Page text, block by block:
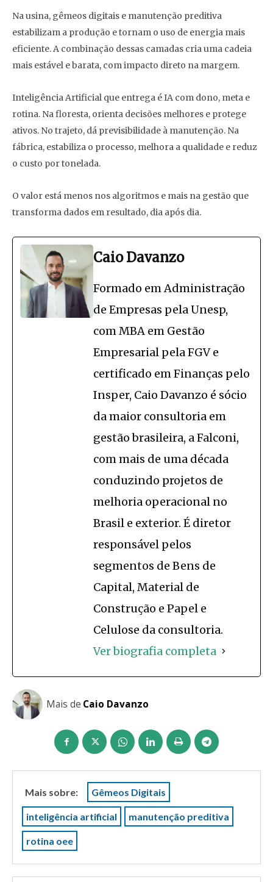
Na usina, gêmeos digitais e manutenção preditiva
estabilizam a produção e tornam o uso de energia mais
eficiente. A combinação dessas camadas cria uma cadeia
mais estável e barata, com impacto direto na margem.
Inteligência Artificial que entrega é IA com dono, meta e
rotina. Na floresta, orienta decisões melhores e protege
ativos. No trajeto, dá previsibilidade à manutenção. Na
fábrica, estabiliza o processo, melhora a qualidade e reduz
o custo por tonelada.
O valor está menos nos algoritmos e mais na gestão que
transforma dados em resultado, dia após dia.
Caio Davanzo
Formado em Administração
de Empresas pela Unesp,
com MBA em Gestão
Empresarial pela FGV e
certificado em Finanças pelo
Insper, Caio Davanzo é sócio
da maior consultoria em
gestão brasileira, a Falconi,
com mais de uma década
conduzindo projetos de
melhoria operacional no
Brasil e exterior. É diretor
responsável pelos
segmentos de Bens de
Capital, Material de
Construção e Papel e
Celulose da consultoria.
Ver biografia completa
Mais de Caio Davanzo
Mais sobre: Gêmeos Digitais
inteligência artificial manutenção preditiva
rotina oee